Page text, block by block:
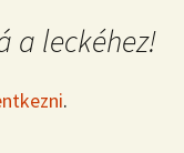
a leckéhez!
.